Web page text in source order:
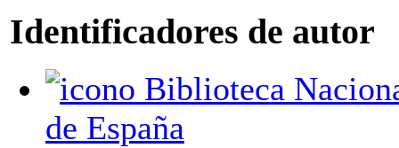
Identificadores de autor
de España